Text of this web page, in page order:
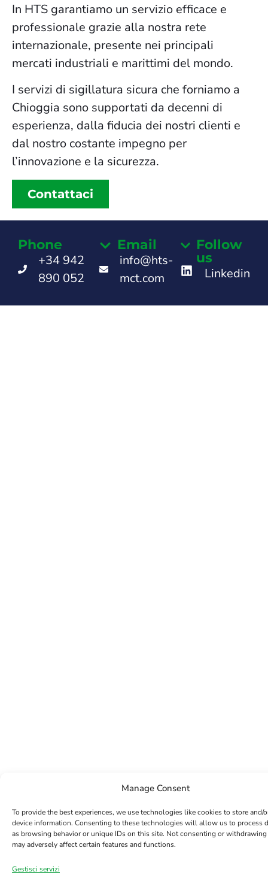
Manage Consent
To provide the best experiences, we use technologies like cookies to store and/
device information. Consenting to these technologies will allow us to process
as browsing behavior or unique IDs on this site. Not consenting or
may adversely affect certain features and functions.
Gestisci servizi
In HTS garantiamo un servizio efficace e
professionale grazie alla nostra rete
internazionale, presente nei principali
mercati industriali e marittimi del mondo.
I servizi di sigillatura sicura che forniamo a
Chioggia sono supportati da decenni di
esperienza, dalla fiducia dei nostri clienti e
dal nostro costante impegno per
l’innovazione e la sicurezza.
Contattaci
Phone
+34 942
890 052
Email
info@hts-
mct.com
Follow
us
Linkedin